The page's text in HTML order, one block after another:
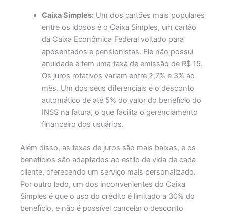
Caixa Simples: Um dos cartões mais populares
entre os idosos é o Caixa Simples, um cartão
da Caixa Econômica Federal voltado para
aposentados e pensionistas. Ele não possui
anuidade e tem uma taxa de emissão de R$ 15.
Os juros rotativos variam entre 2,7% e 3% ao
mês. Um dos seus diferenciais é o desconto
automático de até 5% do valor do benefício do
INSS na fatura, o que facilita o gerenciamento
financeiro dos usuários.
Além disso, as taxas de juros são mais baixas, e os
benefícios são adaptados ao estilo de vida de cada
cliente, oferecendo um serviço mais personalizado.
Por outro lado, um dos inconvenientes do Caixa
Simples é que o uso do crédito é limitado a 30% do
benefício, e não é possível cancelar o desconto